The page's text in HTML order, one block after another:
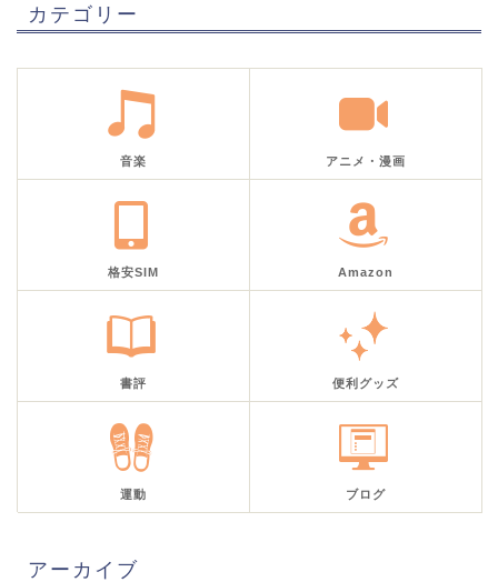
カテゴリー
音楽 アニメ・漫画
格安SIM Amazon
書評 便利グッズ
運動 ブログ
アーカイブ